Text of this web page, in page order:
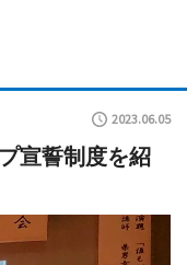
2023.06.05
宣誓制度を紹